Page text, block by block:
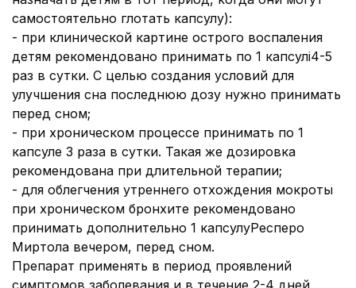
самостоятельно глотать капсулу):
- при клинической картине острого воспаления
детям рекомендовано принимать по 1 капсулі4-5
раз в сутки. С целью создания условий для
улучшения сна последнюю дозу нужно принимать
перед сном;
- при хроническом процессе принимать по 1
капсуле 3 раза в сутки. Такая же дозировка
рекомендована при длительной терапии;
- для облегчения утреннего отхождения мокроты
при хроническом бронхите рекомендовано
принимать дополнительно 1 капсулуРесперо
Миртола вечером, перед сном.
Препарат применять в период проявлений
симптомов заболевания и в течение 2-4 дней